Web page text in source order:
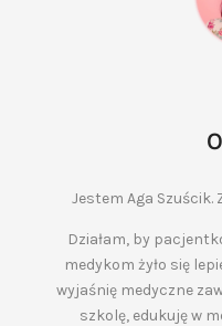
Jestem Aga
Działam, by
medykom żyło się
wyjaśnię medyczne
szkolę, edukuję w